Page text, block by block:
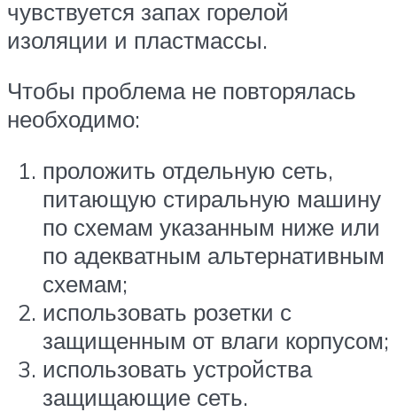
чувствуется запах горелой
изоляции и пластмассы.
Чтобы проблема не повторялась
необходимо:
проложить отдельную сеть,
питающую стиральную машину
по схемам указанным ниже или
по адекватным альтернативным
схемам;
использовать розетки с
защищенным от влаги корпусом;
использовать устройства
защищающие сеть.